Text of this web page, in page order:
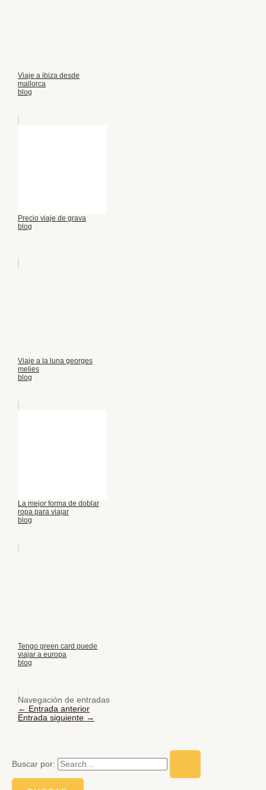
Viaje a ibiza desde
mallorca
blog
Precio viaje de grava
blog
Viaje a la luna georges
melies
blog
La mejor forma de doblar
ropa para viajar
blog
Tengo green card puede
viajar a europa
blog
Navegación de entradas
← Entrada anterior
Entrada siguiente →
Buscar por: